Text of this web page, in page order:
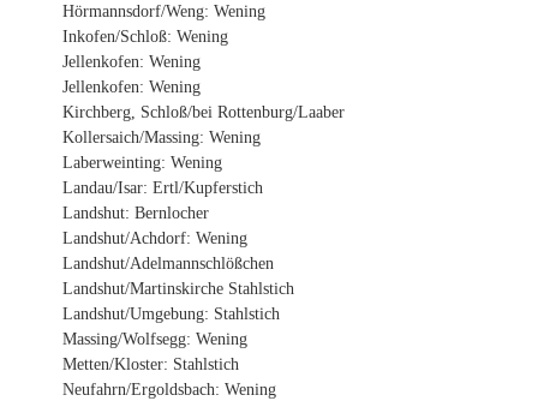
Hörmannsdorf/Weng: Wening
Inkofen/Schloß: Wening
Jellenkofen: Wening
Jellenkofen: Wening
Kirchberg, Schloß/bei Rottenburg/Laaber
Kollersaich/Massing: Wening
Laberweinting: Wening
Landau/Isar: Ertl/Kupferstich
Landshut: Bernlocher
Landshut/Achdorf: Wening
Landshut/Adelmannschlößchen
Landshut/Martinskirche Stahlstich
Landshut/Umgebung: Stahlstich
Massing/Wolfsegg: Wening
Metten/Kloster: Stahlstich
Neufahrn/Ergoldsbach: Wening